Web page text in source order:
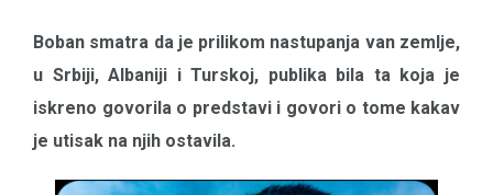
Boban smatra da je prilikom nastupanja van zemlje,
u Srbiji, Albaniji i Turskoj, publika bila ta koja je
iskreno govorila o predstavi i govori o tome kakav
je utisak na njih ostavila.